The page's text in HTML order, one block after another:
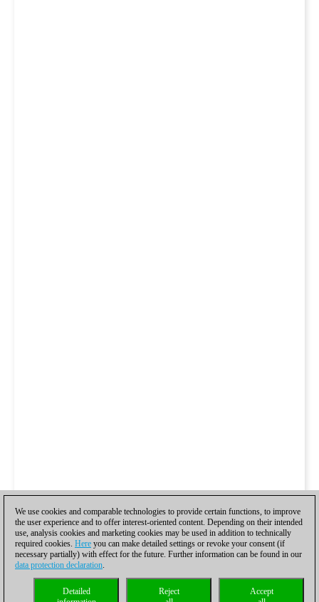
We use cookies and comparable technologies to provide certain functions, to improve
the user experience and to offer interest-oriented content. Depending on their intended
use, analysis cookies and marketing cookies may be used in addition to technically
required cookies. Here you can make detailed settings or revoke your consent (if
necessary partially) with effect for the future. Further information can be found in our
data protection declaration.
Accept
Reject
Detailed